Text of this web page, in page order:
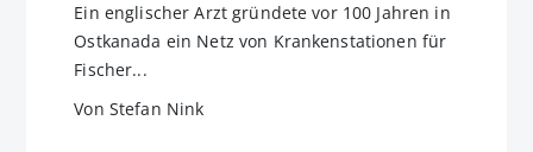
Ein englischer Arzt gründete vor 100 Jahren in
Ostkanada ein Netz von Krankenstationen für
Fischer...
Von Stefan Nink